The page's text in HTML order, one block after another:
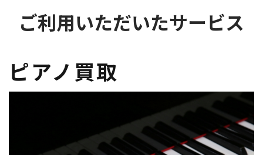
ご利用いただいたサービス
ピアノ買取